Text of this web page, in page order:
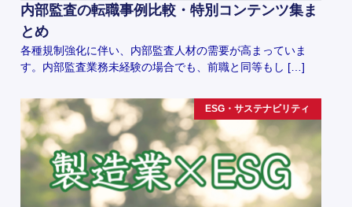
内部監査の転職事例比較・特別コンテンツ集ま
とめ
各種規制強化に伴い、内部監査人材の需要が高まっていま
す。内部監査業務未経験の場合でも、前職と同等もし […]
ESG・サステナビリティ